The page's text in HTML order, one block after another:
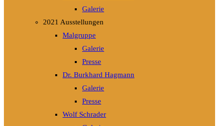
Galerie
2021 Ausstellungen
Malgruppe
Galerie
Presse
Dr. Burkhard Hagmann
Galerie
Presse
Wolf Schrader